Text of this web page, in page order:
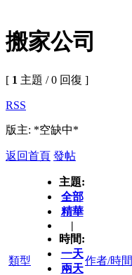
搬家公司
[ 1 主題 / 0 回復 ]
RSS
版主: *空缺中*
返回首頁 發帖
類型
主題:
全部
精華
|
時間:
一天
兩天
作者/時間